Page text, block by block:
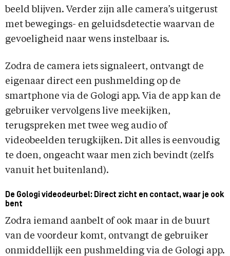
beeld blijven. Verder zijn alle camera’s uitgerust
met bewegings- en geluidsdetectie waarvan de
gevoeligheid naar wens instelbaar is.
Zodra de camera iets signaleert, ontvangt de
eigenaar direct een pushmelding op de
smartphone via de Gologi app. Via de app kan de
gebruiker vervolgens live meekijken,
terugspreken met twee weg audio of
videobeelden terugkijken. Dit alles is eenvoudig
te doen, ongeacht waar men zich bevindt (zelfs
vanuit het buitenland).
De Gologi videodeurbel: Direct zicht en contact, waar je ook
bent
Zodra iemand aanbelt of ook maar in de buurt
van de voordeur komt, ontvangt de gebruiker
onmiddellijk een pushmelding via de Gologi app.